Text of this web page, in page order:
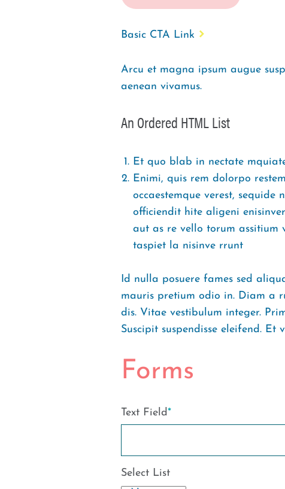
Basic CTA Link
Arcu et magna ipsum augue
aenean vivamus.
An Ordered HTML List
Et quo blab in nectate
Enimi, quis rem dolorpo
occaestemque verest,
officiendit hite aligeni
aut as re vello torum assitium
taspiet la nisinve rrunt
Id nulla posuere fames sed
mauris pretium odio in. Diam a
dis. Vitae vestibulum integer.
Suscipit suspendisse eleifend.
Forms
Text Field
Select List